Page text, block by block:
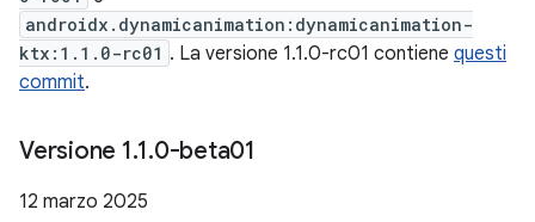
androidx.dynamicanimation:dynamicanimation-
ktx:1.1.0-rc01 . La versione 1.1.0-rc01 contiene questi
commit.
Versione 1.1.0-beta01
12 marzo 2025